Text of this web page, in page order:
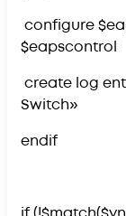
configure
$eapscontrol
create log
Switch»
endif